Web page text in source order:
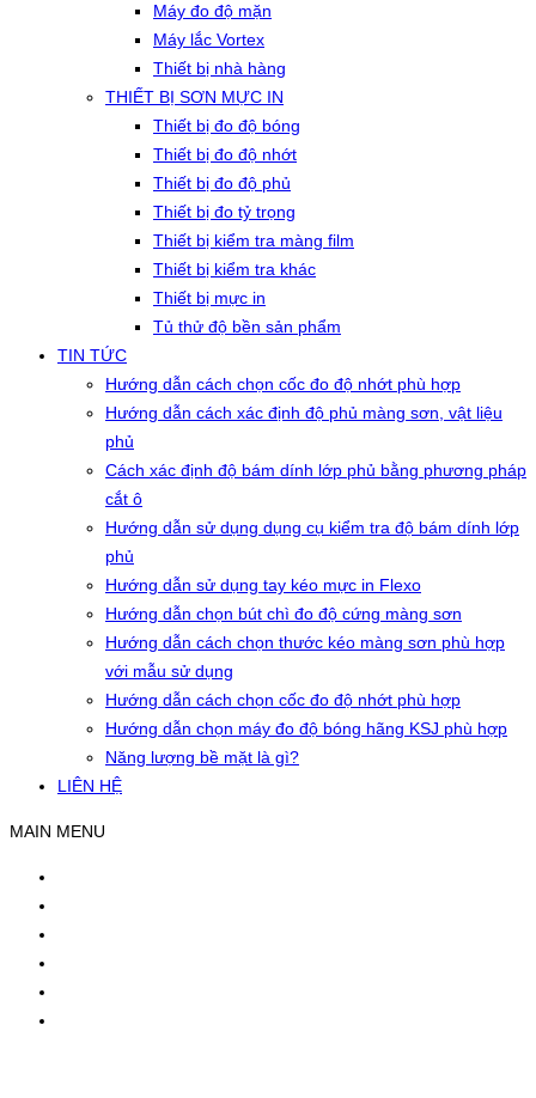
Máy đo độ mặn
Máy lắc Vortex
Thiết bị nhà hàng
THIẾT BỊ SƠN MỰC IN
Thiết bị đo độ bóng
Thiết bị đo độ nhớt
Thiết bị đo độ phủ
Thiết bị đo tỷ trọng
Thiết bị kiểm tra màng film
Thiết bị kiểm tra khác
Thiết bị mực in
Tủ thử độ bền sản phẩm
TIN TỨC
Hướng dẫn cách chọn cốc đo độ nhớt phù hợp
Hướng dẫn cách xác định độ phủ màng sơn, vật liệu
phủ
Cách xác định độ bám dính lớp phủ bằng phương pháp
cắt ô
Hướng dẫn sử dụng dụng cụ kiểm tra độ bám dính lớp
phủ
Hướng dẫn sử dụng tay kéo mực in Flexo
Hướng dẫn chọn bút chì đo độ cứng màng sơn
Hướng dẫn cách chọn thước kéo màng sơn phù hợp
với mẫu sử dụng
Hướng dẫn cách chọn cốc đo độ nhớt phù hợp
Hướng dẫn chọn máy đo độ bóng hãng KSJ phù hợp
Năng lượng bề mặt là gì?
LIÊN HỆ
MAIN MENU